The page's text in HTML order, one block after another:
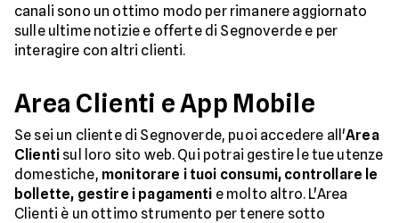
canali sono un ottimo modo per rimanere aggiornato
sulle ultime notizie e offerte di Segnoverde e per
interagire con altri clienti.
Area Clienti e App Mobile
Se sei un cliente di Segnoverde, puoi accedere all'Area
Clienti sul loro sito web. Qui potrai gestire le tue utenze
domestiche, monitorare i tuoi consumi, controllare le
bollette, gestire i pagamenti e molto altro. L'Area
Clienti è un ottimo strumento per tenere sotto